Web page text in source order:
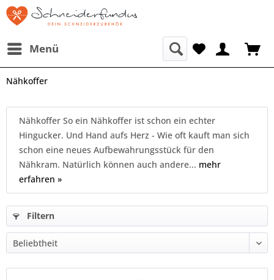
Menü
Nähkoffer
Nähkoffer So ein Nähkoffer ist schon ein echter
Hingucker. Und Hand aufs Herz - Wie oft kauft man sich
schon eine neues Aufbewahrungsstück für den
Nähkram. Natürlich können auch andere... mehr
erfahren »
Filtern